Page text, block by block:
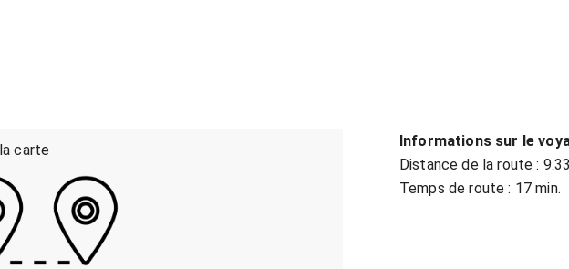
carte
Informations sur le
Distance de la route :
Temps de route : 17 min.